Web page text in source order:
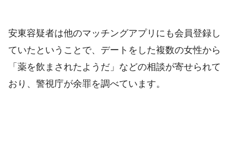
安東容疑者は他のマッチングアプリにも会員登録し
ていたということで、デートをした複数の女性から
「薬を飲まされたようだ」などの相談が寄せられて
おり、警視庁が余罪を調べています。